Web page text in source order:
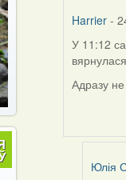
Harrier -
У 11:12
Адразу
Юлія